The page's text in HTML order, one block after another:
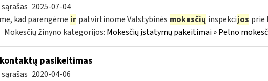
2025-07-04
kad parengėme ir patvirtinome Valstybinės mokesčių inspekcijos prie
Mokesčių žinyno kategorijos: Mokesčių įstatymų pakeitimai » Pelno
kontaktų pasikeitimas
2020-04-06